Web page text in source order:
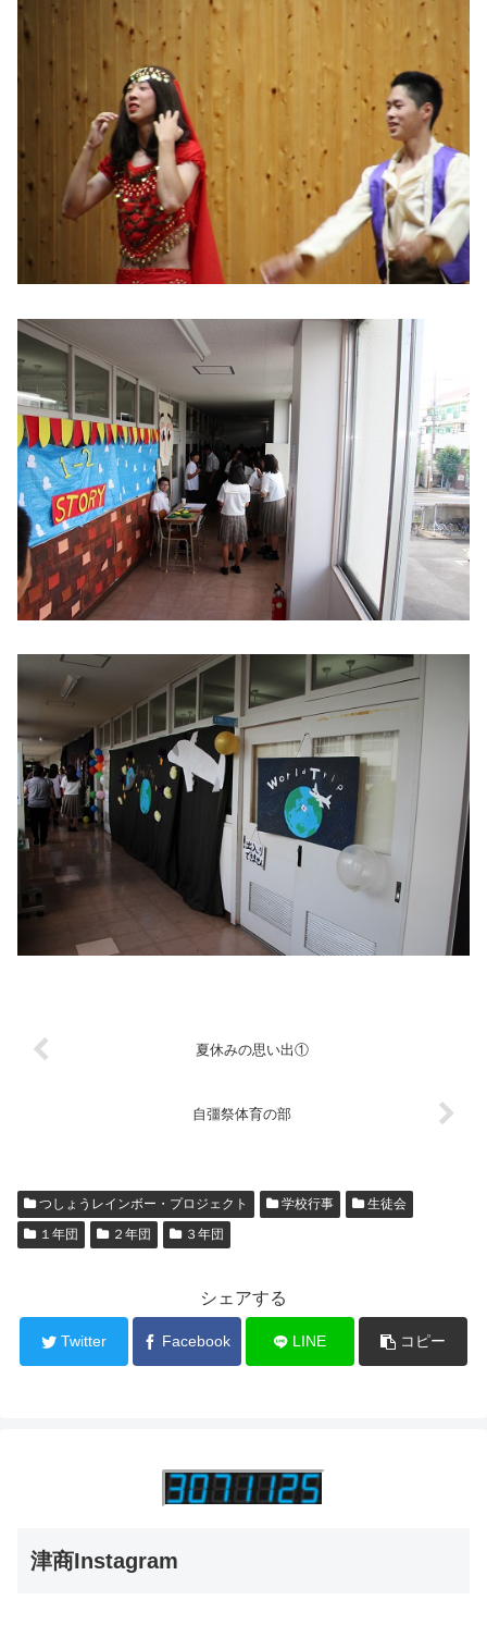
夏休みの思い出①
自彊祭体育の部
つしょうレインボー・プロジェクト 学校行事
生徒会
１年団
２年団 ３年団
シェアする
Twitter Facebook LINE コピー
津商Instagram